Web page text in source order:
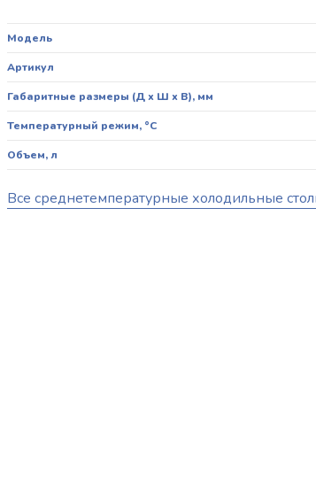
Модель
Артикул
Габаритные размеры (Д х Ш х В), мм
Температурный режим, °C
Объем, л
Все среднетемпературные холодильные